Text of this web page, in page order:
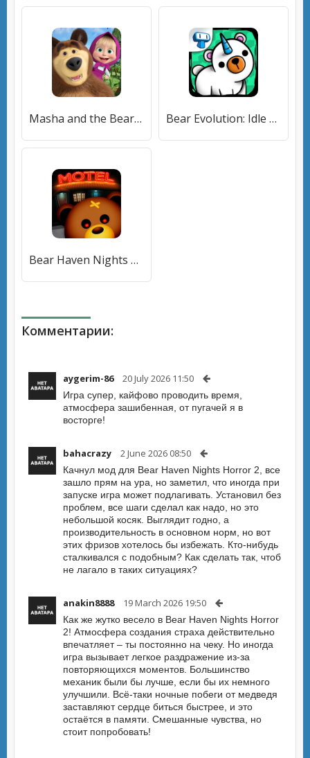
Masha and the Bear Educational [МОД Mega Pack] APK Android Bear Evolution: Idle Clicker (Беар Эволюшн) [МОД Mega Pack] APK Android
Bear Haven Nights Horror [МОД Mega Pack] APK Android
Комментарии:
aygerim-86 20 July 2026 11:50
Игра супер, кайфово проводить время,
атмосфера зашибенная, от пугачей я в
восторге!
bahacrazy 2 June 2026 08:50
Качнул мод для Bear Haven Nights Horror 2, все
зашло прям на ура, но заметил, что иногда при
запуске игра может подлагивать. Установил без
проблем, все шаги сделал как надо, но это
небольшой косяк. Выглядит годно, а
производительность в основном норм, но вот
этих фризов хотелось бы избежать. Кто-нибудь
сталкивался с подобным? Как сделать так, чтоб
не лагало в таких ситуациях?
anakin8888 19 March 2026 19:50
Как же жутко весело в Bear Haven Nights Horror
2! Атмосфера создания страха действительно
впечатляет – ты постоянно на чеку. Но иногда
игра вызывает легкое раздражение из-за
повторяющихся моментов. Большинство
механик были бы лучше, если бы их немного
улучшили. Всё-таки ночные побеги от медведя
заставляют сердце биться быстрее, и это
остаётся в памяти. Смешанные чувства, но
стоит попробовать!